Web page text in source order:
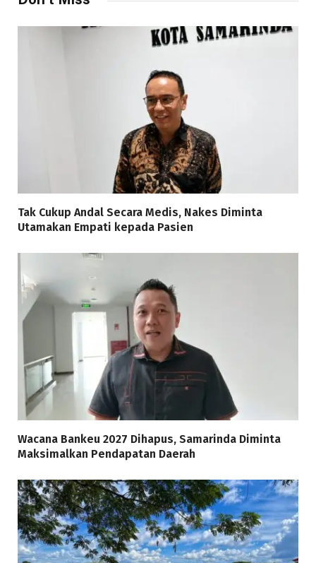
Tak Cukup Andal Secara Medis, Nakes Diminta
Utamakan Empati kepada Pasien
Wacana Bankeu 2027 Dihapus, Samarinda Diminta
Maksimalkan Pendapatan Daerah